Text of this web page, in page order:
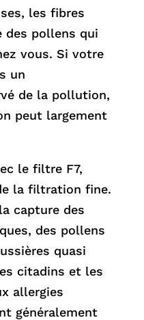
les fibres
des pollens qui
vous. Si votre
un
de la pollution,
peut largement
le filtre F7,
la filtration fine.
capture des
des pollens
quasi
citadins et les
allergies
généralement